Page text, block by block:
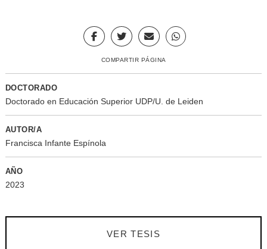
COMPARTIR PÁGINA
DOCTORADO
Doctorado en Educación Superior UDP/U. de Leiden
AUTOR/A
Francisca Infante Espínola
AÑO
2023
VER TESIS